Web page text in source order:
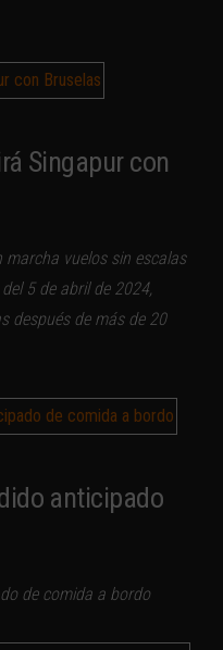
Singapur con
marcha vuelos sin escalas
5 de abril de 2024,
después de más de 20
anticipado
de comida a bordo